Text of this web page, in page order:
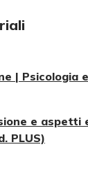
| Psicologia
e aspetti
PLUS)